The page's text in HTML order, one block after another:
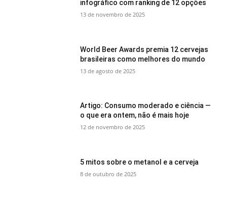
infográfico com ranking de 12 opções
13 de novembro de 2025
World Beer Awards premia 12 cervejas
brasileiras como melhores do mundo
13 de agosto de 2025
Artigo: Consumo moderado e ciência —
o que era ontem, não é mais hoje
12 de novembro de 2025
5 mitos sobre o metanol e a cerveja
8 de outubro de 2025